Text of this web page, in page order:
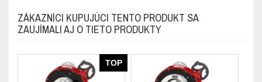
ZÁKAZNÍCI KUPUJÚCI TENTO PRODUKT SA
ZAUJÍMALI AJ O TIETO PRODUKTY
TOP